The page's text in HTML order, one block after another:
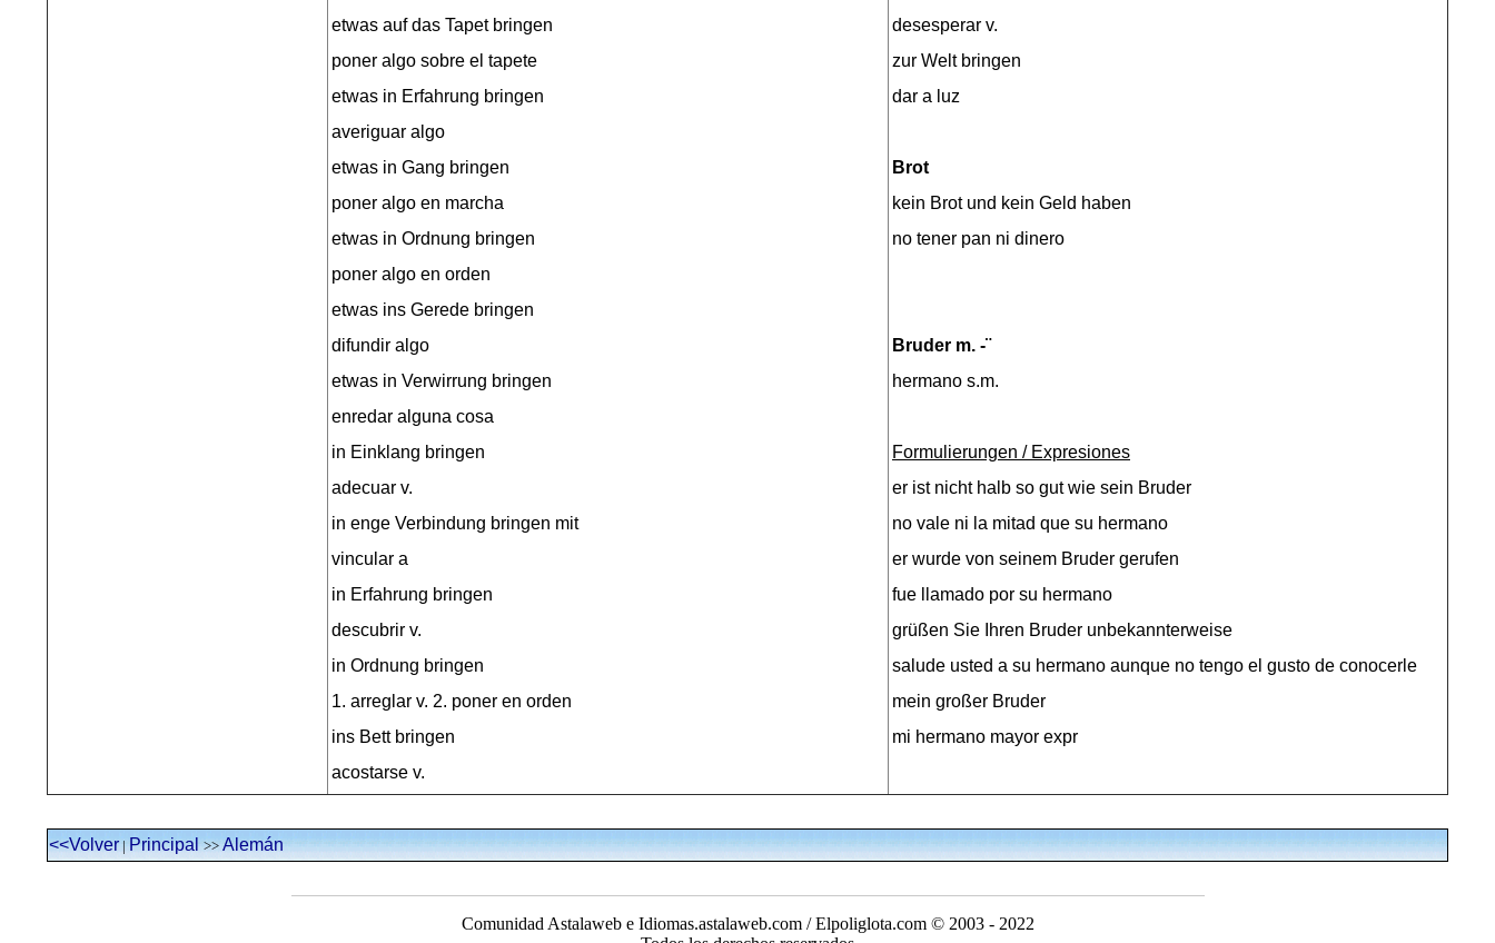
etwas auf das Tapet bringen
poner algo sobre el tapete
etwas in Erfahrung bringen
averiguar algo
etwas in Gang bringen
poner algo en marcha
etwas in Ordnung bringen
poner algo en orden
etwas ins Gerede bringen
difundir algo
etwas in Verwirrung bringen
enredar alguna cosa
in Einklang bringen
adecuar v.
in enge Verbindung bringen mit
vincular a
in Erfahrung bringen
descubrir v.
in Ordnung bringen
1. arreglar v. 2. poner en orden
ins Bett bringen
acostarse v.
desesperar v.
zur Welt bringen
dar a luz
Brot
kein Brot und kein Geld haben
no tener pan ni dinero
Bruder m. -¨
hermano s.m.
Formulierungen / Expresiones
er ist nicht halb so gut wie sein Bruder
no vale ni la mitad que su hermano
er wurde von seinem Bruder gerufen
fue llamado por su hermano
grüßen Sie Ihren Bruder unbekannterweise
salude usted a su hermano aunque no tengo el gusto de conocerle
mein großer Bruder
mi hermano mayor expr
<<Volver|Principal >>Alemán
Comunidad Astalaweb e Idiomas.astalaweb.com / Elpoliglota.com © 2003 - 2022